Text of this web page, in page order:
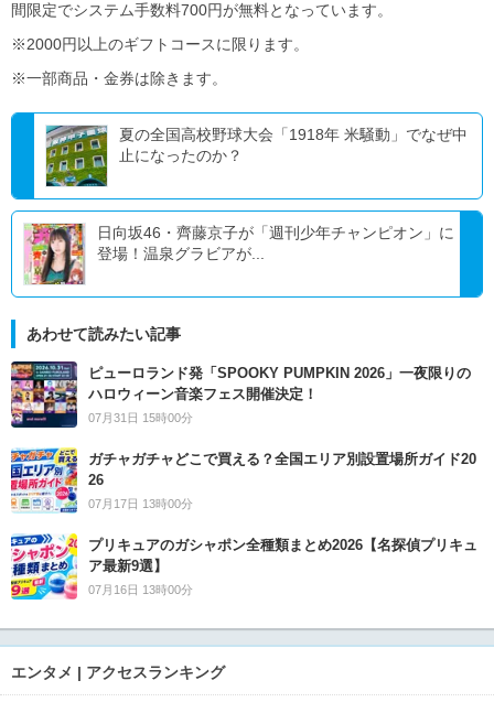
間限定でシステム手数料700円が無料となっています。
※2000円以上のギフトコースに限ります。
※一部商品・金券は除きます。
夏の全国高校野球大会「1918年 米騒動」でなぜ中
止になったのか？
日向坂46・齊藤京子が「週刊少年チャンピオン」に
登場！温泉グラビアが...
あわせて読みたい記事
ピューロランド発「SPOOKY PUMPKIN 2026」一夜限りの
ハロウィーン音楽フェス開催決定！
07月31日 15時00分
ガチャガチャどこで買える？全国エリア別設置場所ガイド20
26
07月17日 13時00分
プリキュアのガシャポン全種類まとめ2026【名探偵プリキュ
ア最新9選】
07月16日 13時00分
エンタメ | アクセスランキング